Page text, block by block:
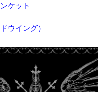
ケット
ウイング）